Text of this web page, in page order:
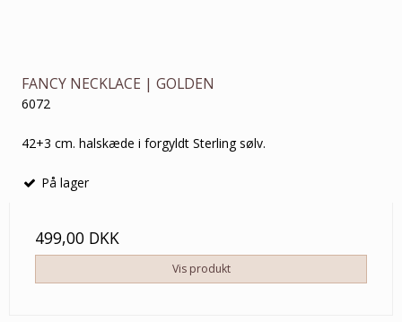
FANCY NECKLACE | GOLDEN
6072
42+3 cm. halskæde i forgyldt Sterling sølv.
På lager
499,00 DKK
Vis produkt